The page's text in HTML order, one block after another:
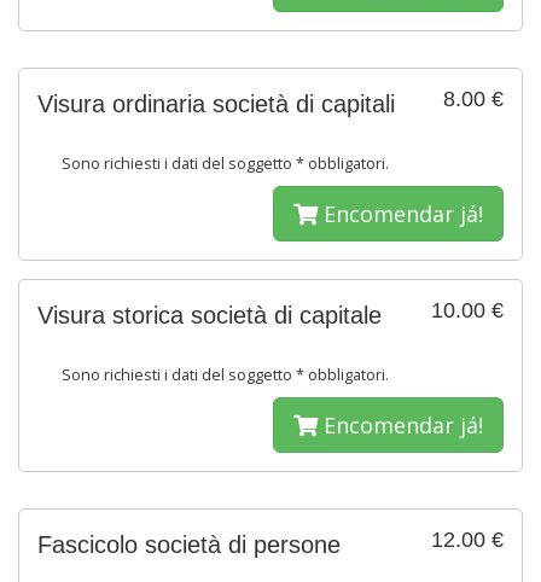
8.00 €
Visura ordinaria società di capitali
Sono richiesti i dati del soggetto * obbligatori.
Encomendar já!
10.00 €
Visura storica società di capitale
Sono richiesti i dati del soggetto * obbligatori.
Encomendar já!
12.00 €
Fascicolo società di persone